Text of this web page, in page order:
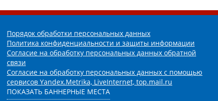
Порядок обработки персональных данных
Политика конфиденциальности и защиты информации
Согласие на обработку персональных данных обратной
связи
Согласие на обработку персональных данных с помощью
сервисов Yandex.Metrika, LiveInternet, top.mail.ru
ПОКАЗАТЬ БАННЕРНЫЕ МЕСТА